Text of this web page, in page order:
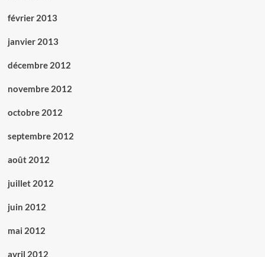
février 2013
janvier 2013
décembre 2012
novembre 2012
octobre 2012
septembre 2012
août 2012
juillet 2012
juin 2012
mai 2012
avril 2012